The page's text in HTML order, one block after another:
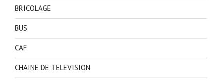
BRICOLAGE
BUS
CAF
CHAINE DE TELEVISION